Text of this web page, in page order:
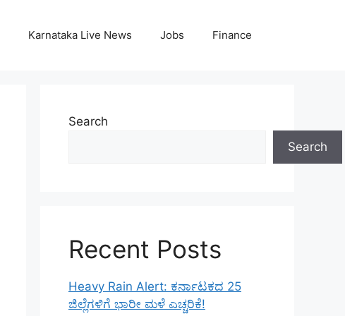
Karnataka Live News Jobs Finance
Search
Search
Recent Posts
Heavy Rain Alert: ಕರ್ನಾಟಕದ 25
ಜಿಲ್ಲೆಗಳಿಗೆ ಭಾರೀ ಮಳೆ ಎಚ್ಚರಿಕೆ!